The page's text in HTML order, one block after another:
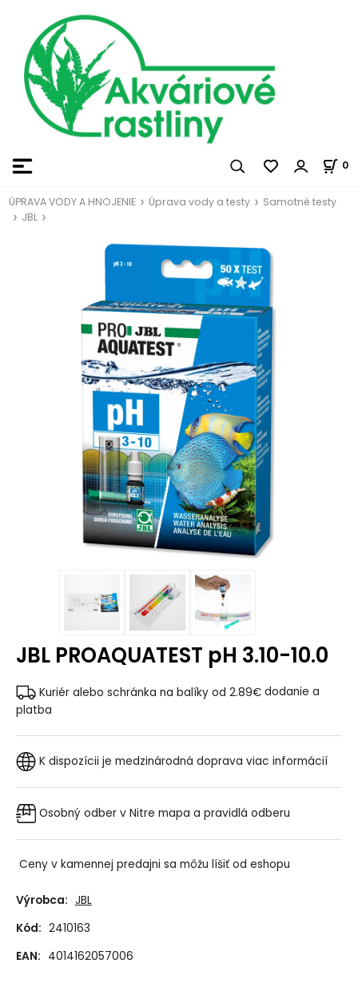
0
ÚPRAVA VODY A HNOJENIE Úprava vody a testy
Samotné testy
JBL
JBL PROAQUATEST pH 3.10-10.0
Kuriér alebo schránka na balíky od 2.89€ dodanie a
platba
K dispozícii je medzinárodná doprava viac informácií
Osobný odber v Nitre mapa a pravidlá odberu
Ceny v kamennej predajni sa môžu líšiť od eshopu
Výrobca: JBL
Kód: 2410163
EAN: 4014162057006